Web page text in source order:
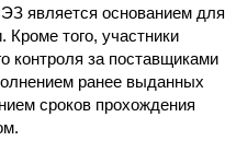
является основанием для
Кроме того, участники
контроля за поставщиками
ранее выданных
сроков прохождения